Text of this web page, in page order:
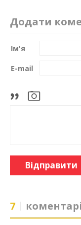
Додати
Ім'я
E-mail
Відправити
7